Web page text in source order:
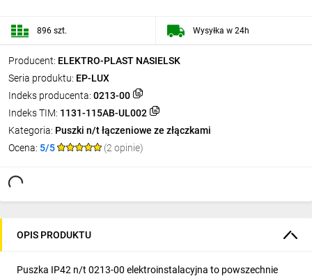
Producent: ELEKTRO-PLAST NASIELSK
Seria produktu: EP-LUX
Indeks producenta: 0213-00
Indeks TIM: 1131-115AB-UL002
Kategoria: Puszki n/t łączeniowe ze złączkami
Ocena: 5/5 (2 opinie)
896 szt. Wysyłka w 24h
OPIS PRODUKTU
Puszka IP42 n/t 0213-00 elektroinstalacyjna to powszechnie